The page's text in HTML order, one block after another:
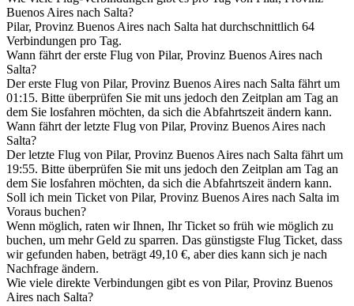
Buenos Aires nach Salta?
Pilar, Provinz Buenos Aires nach Salta hat durchschnittlich 64
Verbindungen pro Tag.
Wann fährt der erste Flug von Pilar, Provinz Buenos Aires nach
Salta?
Der erste Flug von Pilar, Provinz Buenos Aires nach Salta fährt um
01:15. Bitte überprüfen Sie mit uns jedoch den Zeitplan am Tag an
dem Sie losfahren möchten, da sich die Abfahrtszeit ändern kann.
Wann fährt der letzte Flug von Pilar, Provinz Buenos Aires nach
Salta?
Der letzte Flug von Pilar, Provinz Buenos Aires nach Salta fährt um
19:55. Bitte überprüfen Sie mit uns jedoch den Zeitplan am Tag an
dem Sie losfahren möchten, da sich die Abfahrtszeit ändern kann.
Soll ich mein Ticket von Pilar, Provinz Buenos Aires nach Salta im
Voraus buchen?
Wenn möglich, raten wir Ihnen, Ihr Ticket so früh wie möglich zu
buchen, um mehr Geld zu sparren. Das günstigste Flug Ticket, dass
wir gefunden haben, beträgt 49,10 €, aber dies kann sich je nach
Nachfrage ändern.
Wie viele direkte Verbindungen gibt es von Pilar, Provinz Buenos
Aires nach Salta?